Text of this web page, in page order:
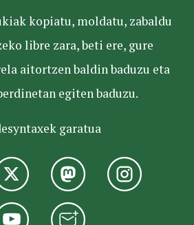
kopiatu, moldatu, zabaldu
libre zara, beti ere, gure
aitortzen baldin baduzu eta
egiten baduzu.
garatua